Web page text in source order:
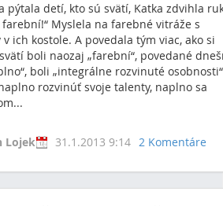
pýtala detí, kto sú svätí, Katka zdvihla
farební!“ Myslela na farebné vitráže s
ich kostole. A povedala tým viac, ako si
boli naozaj „farební“, povedané
boli „integrálne rozvinuté
rozvinúť svoje talenty, naplno sa
Lojek
31.1.2013 9:14 2 Komentáre